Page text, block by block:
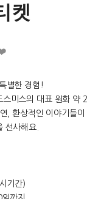
켓
별한 경험!
미스의 대표 원화 약
, 환상적인 이야기들
선사해요.
기간)